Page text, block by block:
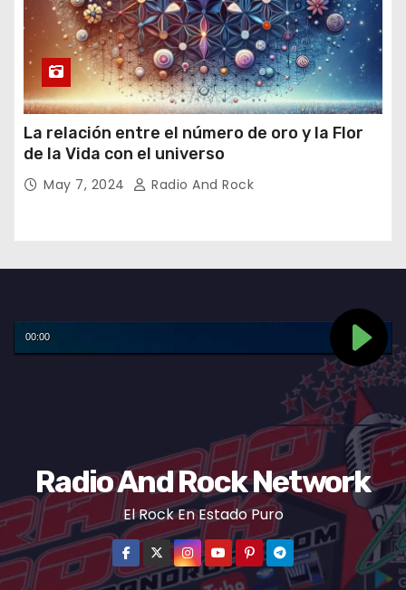
La relación entre el número de oro y la Flor
de la Vida con el universo
May 7, 2024 Radio And Rock
Radio And Rock Network
El Rock En Estado Puro